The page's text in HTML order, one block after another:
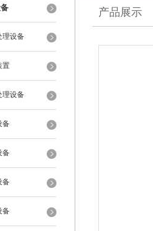
理设备
置
理设备
备
备
备
备
产品展示